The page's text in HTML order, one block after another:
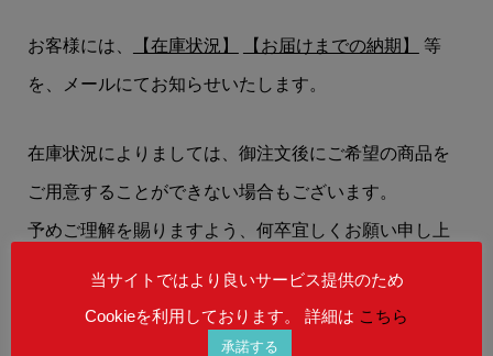
お客様には、 【在庫状況】 【お届けまでの納期】 等
を、メールにてお知らせいたします。
在庫状況によりましては、御注文後にご希望の商品を
ご用意することができない場合もございます。
予めご理解を賜りますよう、何卒宜しくお願い申し上
げます。
当サイトではより良いサービス提供のため
Cookieを利用しております。 詳細は こちら
承諾する